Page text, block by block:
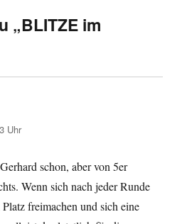
„BLITZE im
Uhr
schon, aber von 5er
Wenn sich nach jeder Runde
freimachen und sich eine